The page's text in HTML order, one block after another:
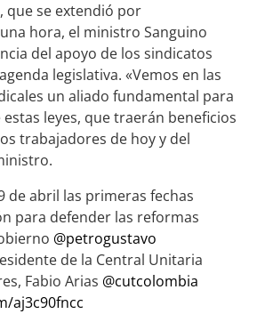
que se extendió por
hora, el ministro Sanguino
del apoyo de los sindicatos
legislativa. «Vemos en las
un aliado fundamental para
leyes, que traerán beneficios
trabajadores de hoy y del
de abril las primeras fechas
para defender las reformas
@petrogustavo
de la Central Unitaria
Fabio Arias @cutcolombia
aj3c90fncc